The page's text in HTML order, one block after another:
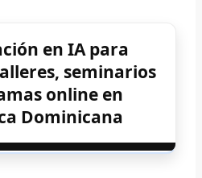
en IA para
seminarios
online en
Dominicana